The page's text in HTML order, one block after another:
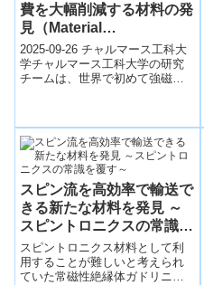
費を大幅削減する材料の発
見（Material
breakthrough for energy-
saving memory chips）
2025-09-26 チャルマース工科大
学チャルマース工科大学の研究
チームは、世界で初めて強磁性
スピン流を高効率で輸送で
きる新たな材料を発見 ～
スピントロニクスの常識を
覆す～
スピントロニクス材料として利
用することが難しいと考えられ
ていた常磁性絶縁体ガドリニウ